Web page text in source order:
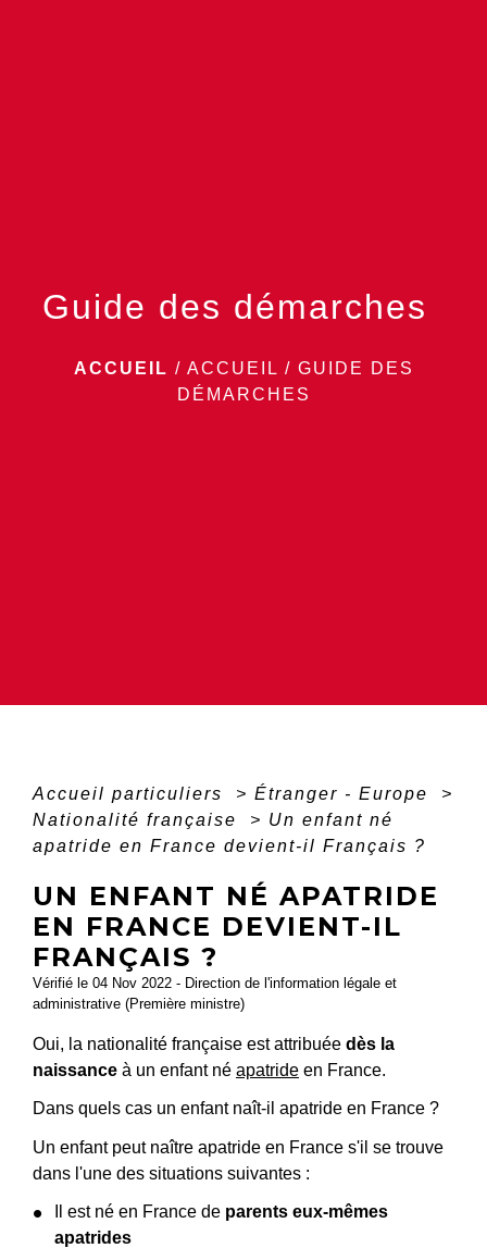
Guide des démarches
ACCUEIL / ACCUEIL / GUIDE DES
DÉMARCHES
Accueil particuliers > Étranger - Europe
>
Nationalité française
> Un enfant né
apatride en France devient-il Français ?
UN ENFANT NÉ APATRIDE
EN FRANCE DEVIENT-IL
FRANÇAIS ?
Vérifié le 04 Nov 2022 - Direction de l'information légale et
administrative (Première ministre)
Oui, la nationalité française est attribuée dès la
naissance à un enfant né apatride en France.
Dans quels cas un enfant naît-il apatride en France ?
Un enfant peut naître apatride en France s'il se trouve
dans l'une des situations suivantes :
Il est né en France de parents eux-mêmes
apatrides